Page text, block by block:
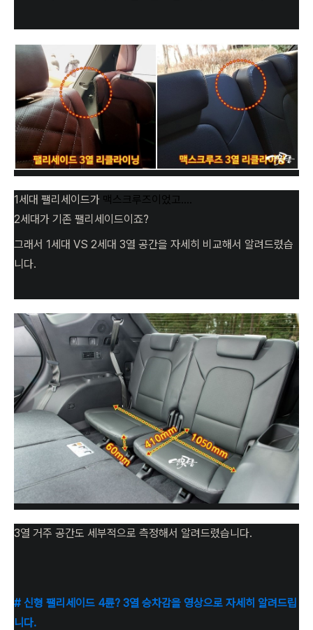
1세대 팰리세이드가 맥스크루즈이었고....
2세대가 기존 팰리세이드이죠?
그래서 1세대 VS 2세대 3열 공간을 자세히 비교해서 알려드렸습
니다.
3열 거주 공간도 세부적으로 측정해서 알려드렸습니다.
# 신형 팰리세이드 4륜? 3열 승차감을 영상으로 자세히 알려드립
니다.